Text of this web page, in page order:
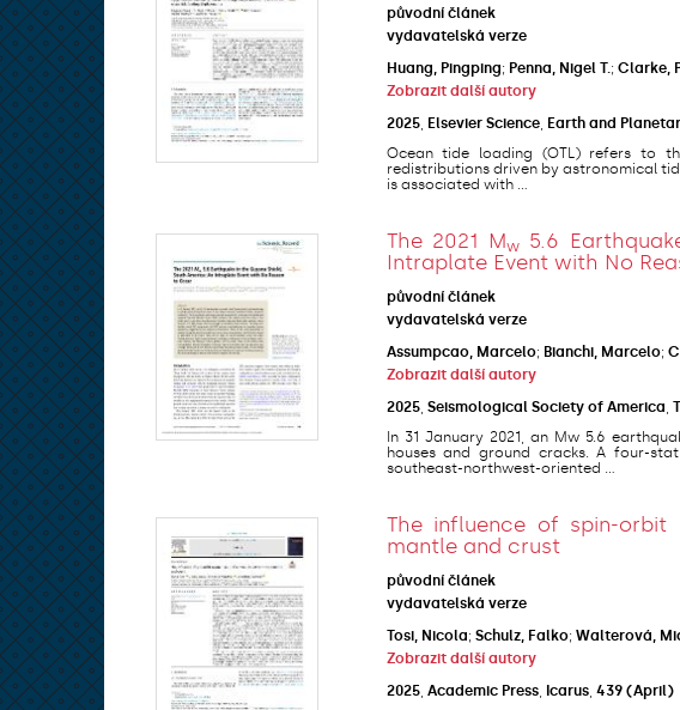
původní článek
vydavatelská verze
Huang, Pingping; Penna, Nigel T.; Clarke,
Zobrazit další autory
2025, Elsevier Science, Earth and
Ocean tide loading (OTL) refers to
redistributions driven by astronomical
is associated with ...
The 2021 Mw 5.6
Intraplate Event with No
původní článek
vydavatelská verze
Assumpcao, Marcelo; Bianchi, Marcelo;
Zobrazit další autory
2025, Seismological Society of America
In 31 January 2021, an Mw 5.6
houses and ground cracks. A four-
southeast-northwest-oriented ...
The influence of spin-
mantle and crust
původní článek
vydavatelská verze
Tosi, Nicola; Schulz, Falko; Walterová,
Zobrazit další autory
2025, Academic Press, Icarus, 439 (April)